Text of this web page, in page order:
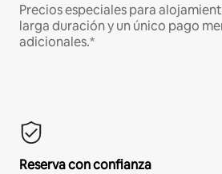
Precios especiales para
larga duración y un único pago
adicionales.*
Reserva con confianza